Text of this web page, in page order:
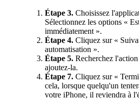
Étape 3. Choisissez
Sélectionnez les options «
immédiatement ».
Étape 4. Cliquez sur «
automatisation ».
Étape 5. Recherchez
ajoutez-la.
Étape 7. Cliquez sur «
cela, lorsque quelqu'un
votre iPhone, il reviendra à